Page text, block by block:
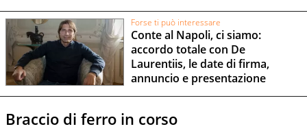
Forse ti può interessare
Conte al Napoli, ci siamo:
accordo totale con De
Laurentiis, le date di firma,
annuncio e presentazione
Braccio di ferro in corso